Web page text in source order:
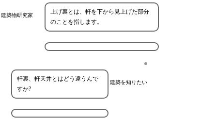
建築物研究家
上げ裏とは、軒を下から見上げた部分
のことを指します。
建築を知りたい
軒裏、軒天井とはどう違うんで
すか?